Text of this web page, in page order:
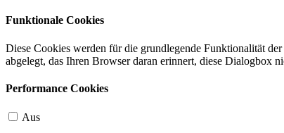
Funktionale Cookies
Diese Cookies werden für die grundlegende Funktionalität
abgelegt, das Ihren Browser daran erinnert, diese Dialogbox
Performance Cookies
Aus